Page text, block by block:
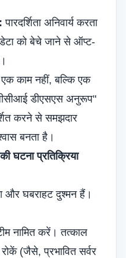
पारदर्शिता अनिवार्य करता
को बेचे जाने से ऑप्ट-
काम नहीं, बल्कि एक
डीएसएस अनुरूप"
करने से समझदार
बनता है।
घटना प्रतिक्रिया
और घबराहट दुश्मन हैं।
नामित करें। तत्काल
(जैसे, प्रभावित सर्वर